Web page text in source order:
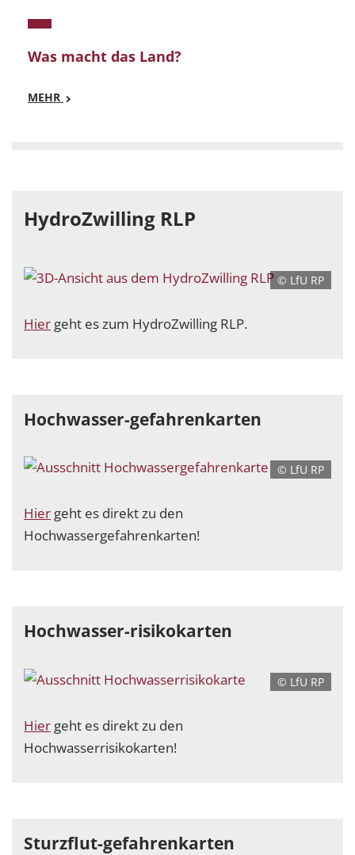
Was macht das Land?
MEHR
HydroZwilling RLP
© LfU RP
Hier geht es zum HydroZwilling RLP.
Hochwasser-gefahrenkarten
© LfU RP
Hier geht es direkt zu den
Hochwassergefahrenkarten!
Hochwasser-risikokarten
© LfU RP
Hier geht es direkt zu den
Hochwasserrisikokarten!
Sturzflut-gefahrenkarten